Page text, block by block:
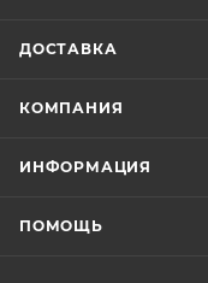
ДОСТАВКА
КОМПАНИЯ
ИНФОРМАЦИЯ
ПОМОЩЬ